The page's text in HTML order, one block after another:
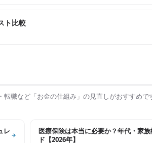
ト比較
職など「お金の仕組み」の見直しがおすすめ
レ
医療保険は本当に必要か？年代・家
ド【2026年】